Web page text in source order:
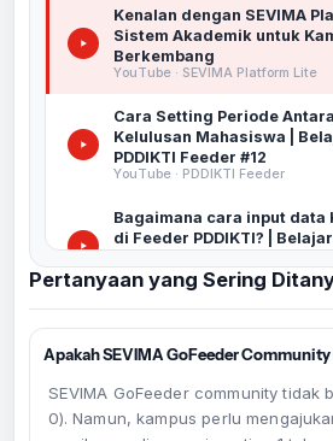
Kenalan dengan SEVIMA
Sistem Akademik untuk
Berkembang
YouTube · SEVIMA Platform Lite
Cara Setting Periode
Kelulusan Mahasiswa |
PDDIKTI Feeder #12
YouTube · PDDIKTI Feeder
Bagaimana cara input data
di Feeder PDDIKTI? |
YouTube · PDDIKTI Feeder
YouTube · PDDIKTI Feeder
TUTORIAL LENGKAP!!
Feeder PDDIKTI
YouTube · PDDIKTI Feeder
Pertanyaan yang Sering
Apakah SEVIMA GoFeeder
SEVIMA GoFeeder community tidak
0). Namun, kampus perlu